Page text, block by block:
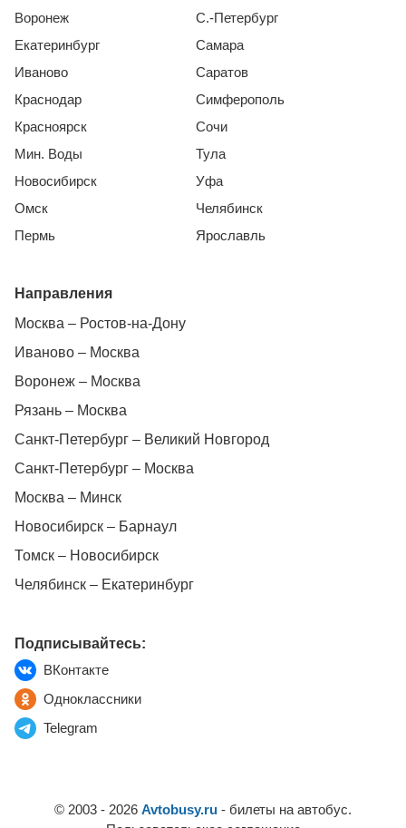
Воронеж
Екатеринбург
Иваново
Краснодар
Красноярск
Мин. Воды
Новосибирск
Омск
Пермь
С.-Петербург
Самара
Саратов
Симферополь
Сочи
Тула
Уфа
Челябинск
Ярославль
Направления
Москва – Ростов-на-Дону
Иваново – Москва
Воронеж – Москва
Рязань – Москва
Санкт-Петербург – Великий Новгород
Санкт-Петербург – Москва
Москва – Минск
Новосибирск – Барнаул
Томск – Новосибирск
Челябинск – Екатеринбург
Подписывайтесь:
ВКонтакте
Одноклассники
Telegram
© 2003 - 2026 Avtobusy.ru - билеты на автобус.